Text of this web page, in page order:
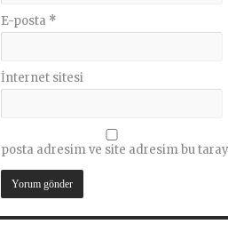
E-posta *
İnternet sitesi
posta adresim ve site adresim bu